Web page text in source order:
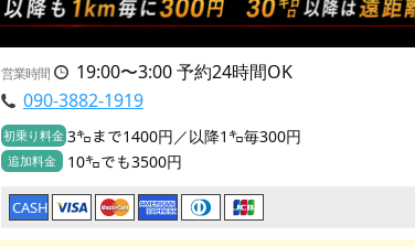
営業時間
19:00〜3:00 予約24時間OK
090-3882-1919
初乗り料金 3㌔まで1400円／以降1㌔毎300円
追加料金 10㌔でも3500円
CASH